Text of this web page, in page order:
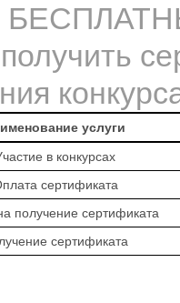
услуги
в конкурсах
сертификата
получение сертификата
сертификата